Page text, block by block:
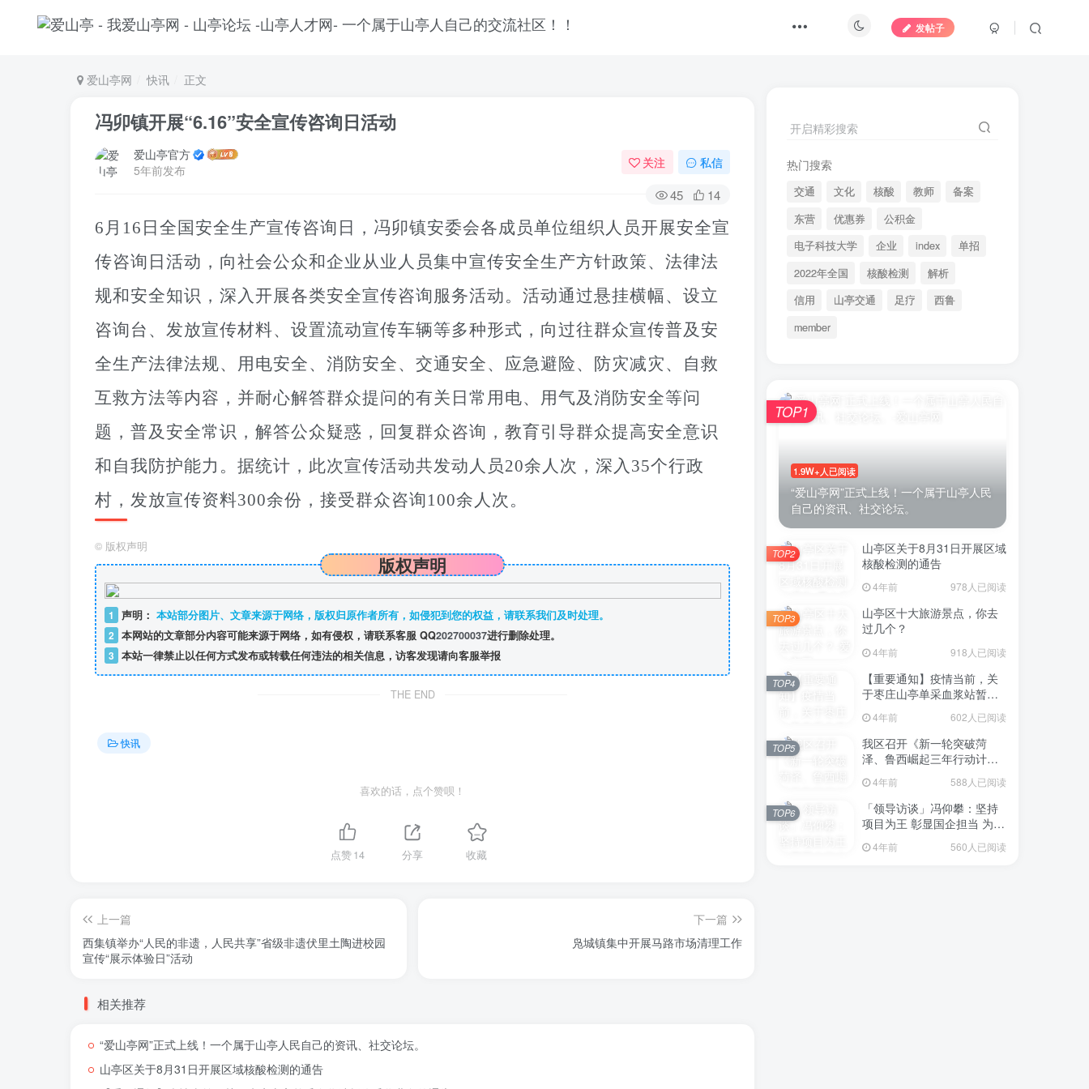
发帖子
爱山亭网 快讯 正文
冯卯镇开展“6.16”安全宣传咨询日活动
爱山亭官方
5年前发布
关注 私信
45 14
6月16日全国安全生产宣传咨询日，冯卯镇安委会各成员单位组织人员开展安全宣
传咨询日活动，向社会公众和企业从业人员集中宣传安全生产方针政策、法律法
规和安全知识，深入开展各类安全宣传咨询服务活动。活动通过悬挂横幅、设立
咨询台、发放宣传材料、设置流动宣传车辆等多种形式，向过往群众宣传普及安
全生产法律法规、用电安全、消防安全、交通安全、应急避险、防灾减灾、自救
互救方法等内容，并耐心解答群众提问的有关日常用电、用气及消防安全等问
题，普及安全常识，解答公众疑惑，回复群众咨询，教育引导群众提高安全意识
和自我防护能力。据统计，此次宣传活动共发动人员20余人次，深入35个行政
村，发放宣传资料300余份，接受群众咨询100余人次。
© 版权声明
版权声明
1 声明： 本站部分图片、文章来源于网络，版权归原作者所有，如侵犯到您的权益，请联系我们及时处理。
2 本网站的文章部分内容可能来源于网络，如有侵权，请联系客服 QQ202700037进行删除处理。
3 本站一律禁止以任何方式发布或转载任何违法的相关信息，访客发现请向客服举报
THE END
快讯
喜欢的话，点个赞呗！
点赞14 分享 收藏
上一篇
西集镇举办“人民的非遗，人民共享”省级非遗伏里土陶进校园
宣传“展示体验日”活动
下一篇
凫城镇集中开展马路市场清理工作
相关推荐
“爱山亭网”正式上线！一个属于山亭人民自己的资讯、社交论坛。
山亭区关于8月31日开展区域核酸检测的通告
开启精彩搜索
热门搜索
交通 文化 核酸 教师
备案
东营
优惠券
公积金
电子科技大学
企业 index
单招
2022年全国
核酸检测
解析
信用
山亭交通 足疗
西鲁
member
1.9W+人已阅读
“爱山亭网”正式上线！一个属于山亭人民
自己的资讯、社交论坛。
TOP1
山亭区关于8月31日开展区域
核酸检测的通告
4年前 978人已阅读
TOP2
山亭区十大旅游景点，你去
过几个？
4年前 918人已阅读
TOP3
【重要通知】疫情当前，关
于枣庄山亭单采血浆站暂停
4年前 602人已阅读
TOP4
我区召开《新一轮突破菏
泽、鲁西崛起三年行动计划
意见稿）政策分析研判会议
4年前 588人已阅读
TOP5
「领导访谈」冯仰攀：坚持
项目为王 彰显国企担当 为全
点项目建设贡献“交发力量”
4年前 560人已阅读
TOP6